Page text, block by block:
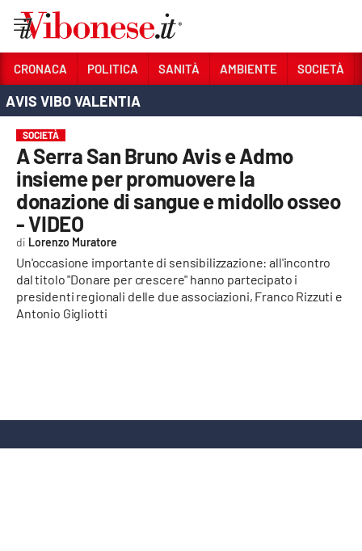
Sezioni
CRONACA
POLITICA
SANITÀ
AMBIENTE
SOCIETÀ
CULTURA
Streaming
CRONACA POLITICA SANITÀ AMBIENTE SOCIETÀ
AVIS VIBO VALENTIA
SOCIETÀ
A Serra San Bruno Avis e Admo
insieme per promuovere la
donazione di sangue e midollo osseo
- VIDEO
Un'occasione importante di sensibilizzazione: all'incontro
dal titolo "Donare per crescere" hanno partecipato i
presidenti regionali delle due associazioni, Franco Rizzuti e
Antonio Gigliotti
Lorenzo Muratore